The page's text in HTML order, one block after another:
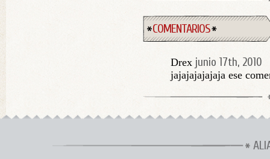
COMENTARIOS
Drex junio 17th, 2010
jajajajajajaja ese